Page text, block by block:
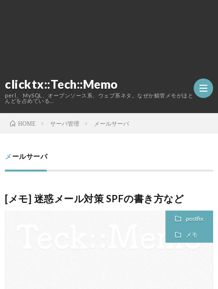
clicktx::Tech::Memo
perl、 MySQL、オープンソース系、ウェブ系ネタ。なぜか鯖管メモがほと
んどを占めている…
HOME サーバ管理 メールサーバ
メールサーバ
[メモ] 迷惑メール対策 SPFの書き方など
postfix
メモ